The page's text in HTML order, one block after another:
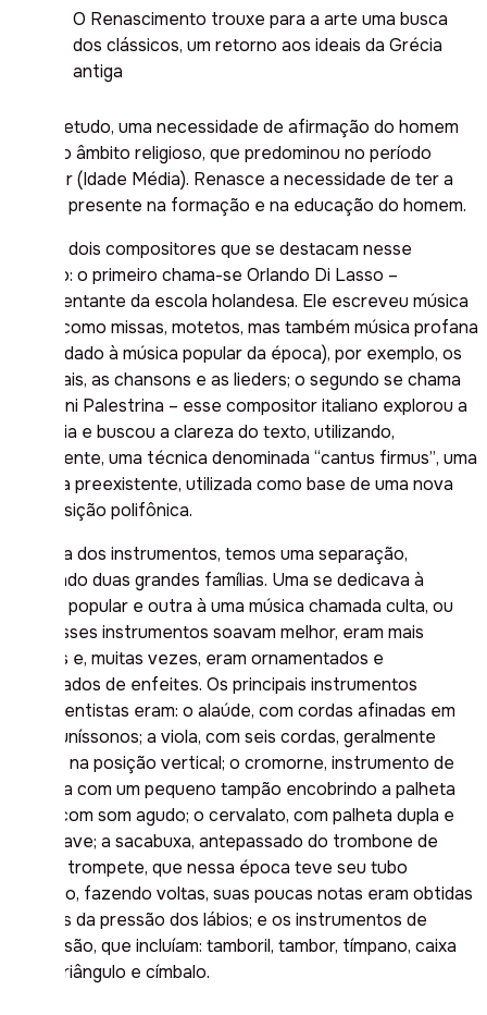
O Renascimento trouxe para a arte uma busca
dos clássicos, um retorno aos ideais da Grécia
antiga
e, sobretudo, uma necessidade de afirmação do homem
além do âmbito religioso, que predominou no período
anterior (Idade Média). Renasce a necessidade de ter a
música presente na formação e na educação do homem.
Temos dois compositores que se destacam nesse
cenário: o primeiro chama-se Orlando Di Lasso –
representante da escola holandesa. Ele escreveu música
sacra, como missas, motetos, mas também música profana
(nome dado à música popular da época), por exemplo, os
madrigais, as chansons e as lieders; o segundo se chama
Giovanni Palestrina – esse compositor italiano explorou a
polifonia e buscou a clareza do texto, utilizando,
geralmente, uma técnica denominada “cantus firmus”, uma
melodia preexistente, utilizada como base de uma nova
composição polifônica.
Na área dos instrumentos, temos uma separação,
formando duas grandes famílias. Uma se dedicava à
música popular e outra à uma música chamada culta, ou
seja, esses instrumentos soavam melhor, eram mais
bonitos e, muitas vezes, eram ornamentados e
carregados de enfeites. Os principais instrumentos
renascentistas eram: o alaúde, com cordas afinadas em
pares uníssonos; a viola, com seis cordas, geralmente
tocada na posição vertical; o cromorne, instrumento de
madeira com um pequeno tampão encobrindo a palheta
dupla, com som agudo; o cervalato, com palheta dupla e
som grave; a sacabuxa, antepassado do trombone de
trompete, que nessa época teve seu tubo
dobrado, fazendo voltas, suas poucas notas eram obtidas
através da pressão dos lábios; e os instrumentos de
percussão, que incluíam: tamboril, tambor, tímpano, caixa
clara, triângulo e címbalo.